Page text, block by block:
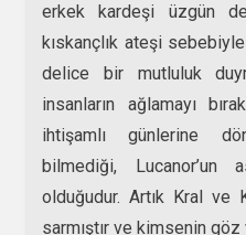
erkek kardeşi üzgün
kıskançlık ateşi
delice bir mutluluk
insanların ağlamayı
ihtişamlı günlerine
bilmediği, Lucanor’un
olduğudur. Artık Kral ve
sarmıştır ve kimsenin göz